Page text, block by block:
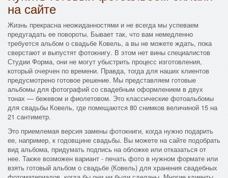
на сайте
Жизнь прекрасна неожиданностями и не всегда мы успеваем
предугадать ее повороты. Бывает так, что вам немедленно
требуется альбом о свадьбе Ковель, а вы не можете ждать, пока
сверстают и выпустят фотокнигу. В этом нет вины специалистов
Студии Форма, они не могут убыстрить процесс изготовления,
который очерчен по времени. Правда, тогда для наших клиентов
предусмотрено готовое решение. Мы представляем готовые
альбомы для фотографий со свадебным оформлением в двух
тонах — бежевом и фиолетовом. Это классические фотоальбомы
для свадьбы Ковель, где помещаются 80 снимков величиной 15 на
21 сантиметр.
Это приемлемая версия замены фотокниги, когда нужно подарить
ее, например, к годовщине свадьбы. Вы можете на сайте подобрать
вид альбома, придумать подпись на обложке или отказаться от
нее. Также возможен вариант - печать фото в нужном формате или
взять готовый альбом о свадьбе (Ковель) для хранения свадебных